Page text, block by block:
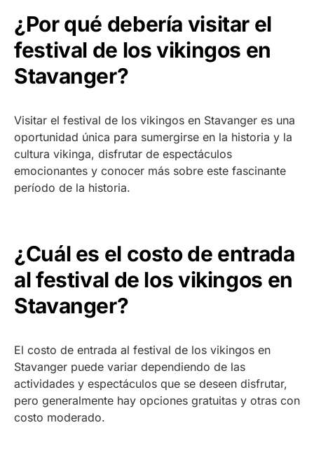
¿Por qué debería visitar el
festival de los vikingos en
Stavanger?
Visitar el festival de los vikingos en Stavanger es una
oportunidad única para sumergirse en la historia y la
cultura vikinga, disfrutar de espectáculos
emocionantes y conocer más sobre este fascinante
período de la historia.
¿Cuál es el costo de entrada
al festival de los vikingos en
Stavanger?
El costo de entrada al festival de los vikingos en
Stavanger puede variar dependiendo de las
actividades y espectáculos que se deseen disfrutar,
pero generalmente hay opciones gratuitas y otras con
costo moderado.